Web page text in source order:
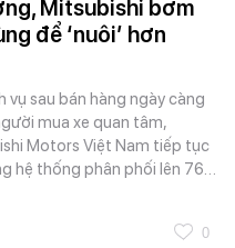
Mitsubishi bơm
để ‘nuôi’ hơn
vụ sau bán hàng ngày càng
mua xe quan tâm,
Motors Việt Nam tiếp tục
hệ thống phân phối lên 76…
0